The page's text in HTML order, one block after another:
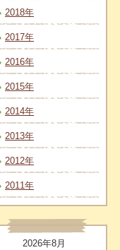
2018年
2017年
2016年
2015年
2014年
2013年
2012年
2011年
2026年8月